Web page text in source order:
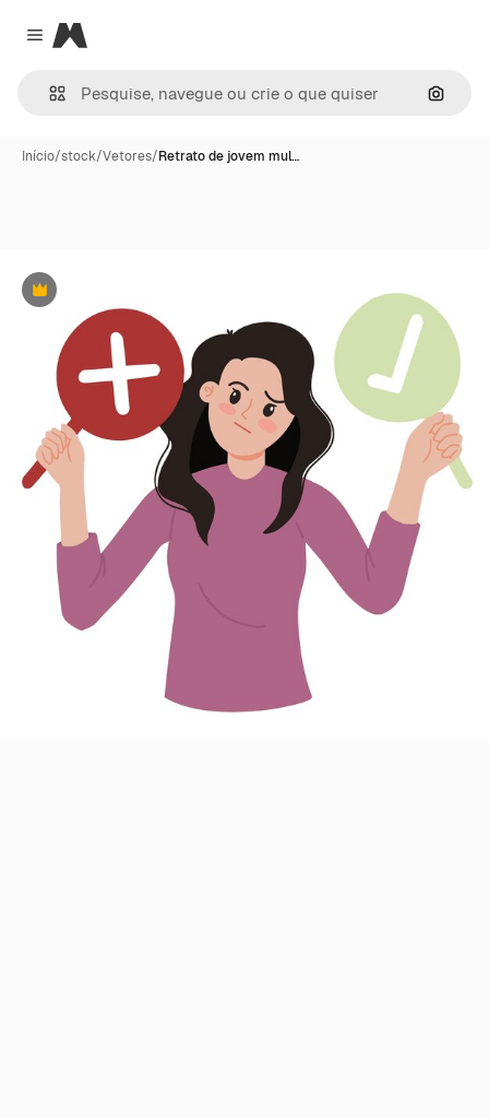
Close menu
Magnific
Início/stock/Vetores/Retrato de jovem mul…
Premium